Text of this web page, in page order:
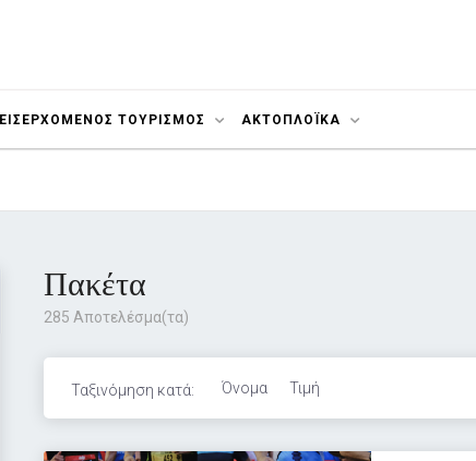
ΕΙΣΕΡΧΟΜΕΝΟΣ ΤΟΥΡΙΣΜΟΣ ΑΚΤΟΠΛΟΪΚΆ
Πακέτα
285 Αποτελέσμα(τα)
Ταξινόμηση κατά: Όνομα Τιμή